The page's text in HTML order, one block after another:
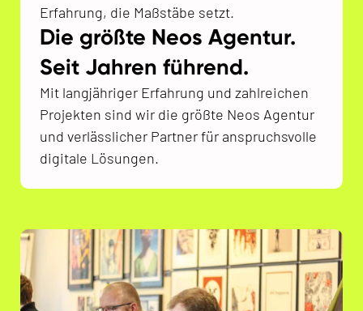
Erfahrung, die Maßstäbe setzt.
Die größte Neos Agentur.
Seit Jahren führend.
Mit langjähriger Erfahrung und zahlreichen
Projekten sind wir die größte Neos Agentur
und verlässlicher Partner für anspruchsvolle
digitale Lösungen.